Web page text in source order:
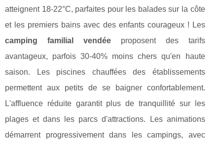
atteignent 18-22°C, parfaites pour les balades sur la côte
et les premiers bains avec des enfants courageux ! Les
camping familial vendéeproposent des tarifs
avantageux, parfois 30-40% moins chers qu'en haute
saison. Les piscines chauffées des établissements
permettent aux petits de se baigner confortablement.
L'affluence réduite garantit plus de tranquillité sur les
plages et dans les parcs d'attractions. Les animations
démarrent progressivement dans les campings, avec